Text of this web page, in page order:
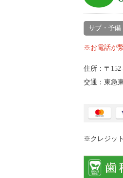
サブ・予備
※お電話が
住所：〒
交通：東急
※クレジッ